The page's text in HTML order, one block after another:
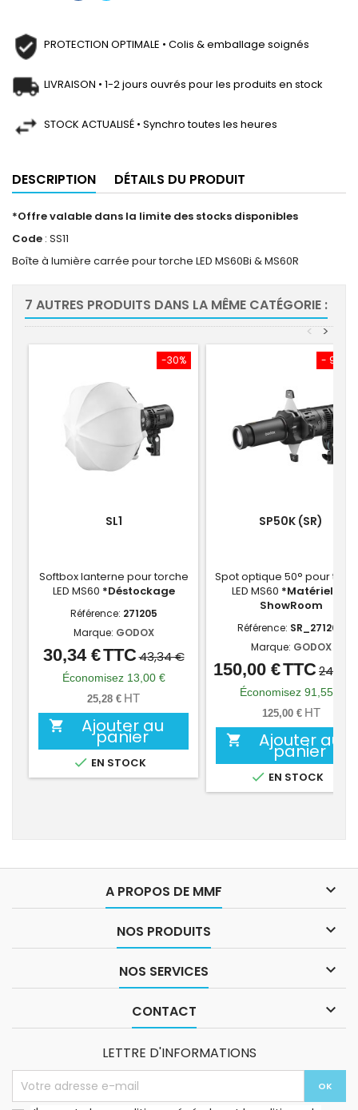
PROTECTION OPTIMALE • Colis & emballage soignés
LIVRAISON • 1-2 jours ouvrés pour les produits en stock
STOCK ACTUALISÉ • Synchro toutes les heures
DESCRIPTION DÉTAILS DU PRODUIT
*Offre valable dans la limite des stocks disponibles
Code : SS11
Boîte à lumière carrée pour torche LED MS60Bi & MS60R
7 AUTRES PRODUITS DANS LA MÊME CATÉGORIE :
>
<
-30%
SL1
Softbox lanterne pour torche
LED MS60 *Déstockage
Référence: 271205
Marque: GODOX
Prix
Prix
de
base
30,34 €TTC43,34 €
Économisez 13,00 €
25,28 € HT
 Ajouter au
panier
 EN STOCK
- 91,55
SP50K (SR)
Spot optique 50° pour
LED MS60 *Matériel de
ShowRoom
Référence: SR_271200
Marque: GODOX
Prix
Prix
de
base
150,00 €TTC
Économisez 91,55 €
125,00 € HT
 Ajouter au
panier
 EN STOCK
A PROPOS DE MMF 
NOS PRODUITS 
NOS SERVICES 
CONTACT 
LETTRE D'INFORMATIONS